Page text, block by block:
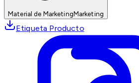
Material de MarketingMarketing
Etiqueta Producto